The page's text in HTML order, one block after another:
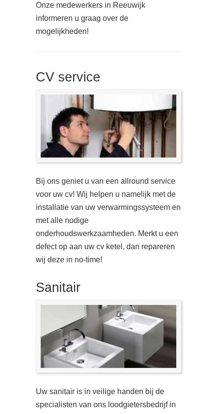
Onze medewerkers in Reeuwijk
informeren u graag over de
mogelijkheden!
CV service
Bij ons geniet u van een allround service
voor uw cv! Wij helpen u namelijk met de
installatie van uw verwarmingssysteem en
met alle nodige
onderhoudswerkzaamheden. Merkt u een
defect op aan uw cv ketel, dan repareren
wij deze in no-time!
Sanitair
Uw sanitair is in veilige handen bij de
specialisten van ons loodgietersbedrijf in